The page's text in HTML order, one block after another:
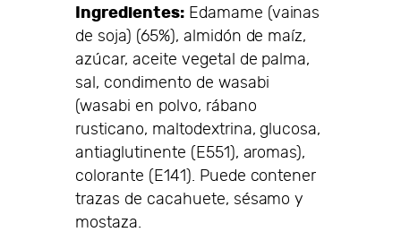
Ingredientes:Edamame (vainas
de soja) (65%), almidón de maíz,
azúcar, aceite vegetal de palma,
sal, condimento de wasabi
(wasabi en polvo, rábano
rusticano, maltodextrina, glucosa,
antiaglutinente (E551), aromas),
colorante (E141). Puede contener
trazas de cacahuete, sésamo y
mostaza.